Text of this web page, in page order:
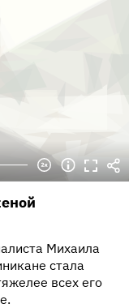
Михаила
стала
всех его